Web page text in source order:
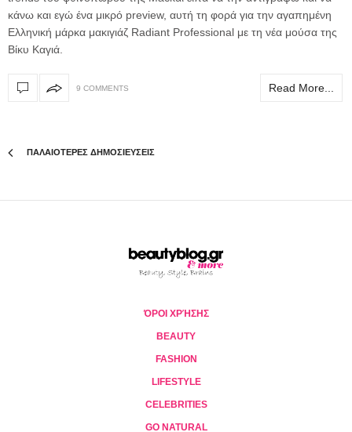
κάνω και εγώ ένα μικρό preview, αυτή τη φορά για την αγαπημένη
Ελληνική μάρκα μακιγιάζ Radiant Professional με τη νέα μούσα της
Bίκυ Καγιά.
9 COMMENTS Read More...
ΠΑΛΑΙΟΤΕΡΕΣ ΔΗΜΟΣΙΕΥΣΕΙΣ
ΌΡΟΙ ΧΡΉΣΗΣ
BEAUTY
FASHION
LIFESTYLE
CELEBRITIES
GO NATURAL